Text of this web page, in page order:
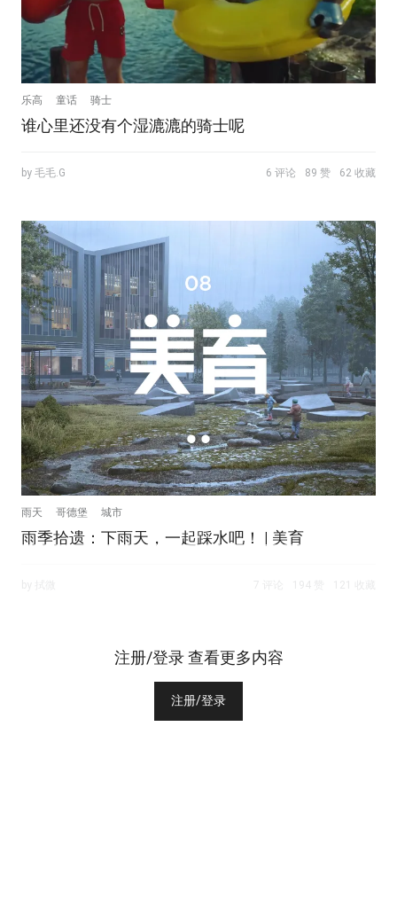
乐高 童话 骑士
谁心里还没有个湿漉漉的骑士呢
by 毛毛.G 6 评论 89 赞 62 收藏
雨天 哥德堡 城市
雨季拾遗：下雨天，一起踩水吧！ | 美育
注册/登录 查看更多内容
注册/登录